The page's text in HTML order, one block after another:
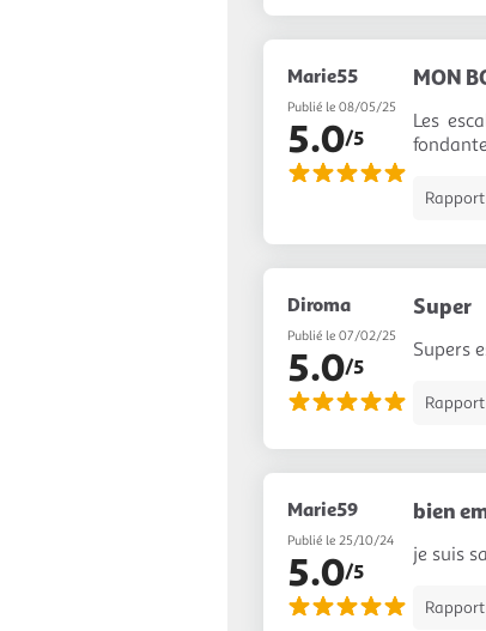
Marie55
Publié le 08/05/25
5.0/5
MON
Les
Diroma
Publié le 07/02/25
5.0/5
Super
Supers
Marie59
Publié le 25/10/24
5.0/5
bien
je suis